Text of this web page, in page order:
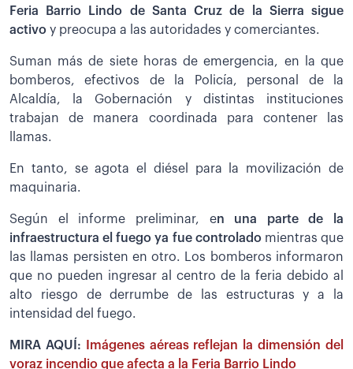
Feria Barrio Lindo de Santa Cruz de la Sierra sigue
activo y preocupa a las autoridades y comerciantes.
Suman más de siete horas de emergencia, en la que
bomberos, efectivos de la Policía, personal de la
Alcaldía, la Gobernación y distintas instituciones
trabajan de manera coordinada para contener las
llamas.
En tanto, se agota el diésel para la movilización de
maquinaria.
Según el informe preliminar, en una parte de la
infraestructura el fuego ya fue controladomientras que
las llamas persisten en otro. Los bomberos informaron
que no pueden ingresar al centro de la feria debido al
alto riesgo de derrumbe de las estructuras y a la
intensidad del fuego.
MIRA AQUÍ:
Imágenes aéreas reflejan la dimensión del
voraz incendio que afecta a la Feria Barrio Lindo